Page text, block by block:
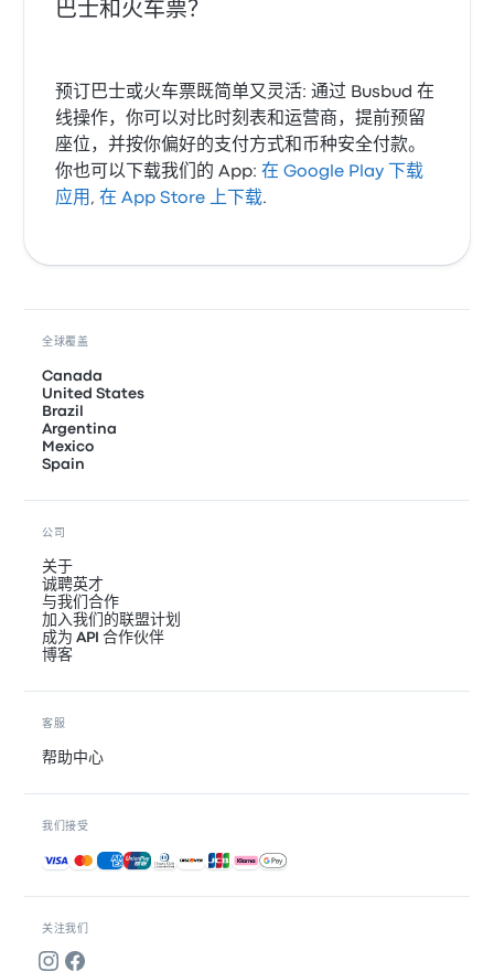
巴士和火车票？
预订巴士或火车票既简单又灵活: 通过 Busbud 在
线操作，你可以对比时刻表和运营商，提前预留
座位，并按你偏好的支付方式和币种安全付款。
你也可以下载我们的 App:在 Google Play 下载
应用 ,在 App Store 上下载.
关注我们
全球覆盖
Canada
United States
Brazil
Argentina
Mexico
Spain
公司
关于
诚聘英才
与我们合作
加入我们的联盟计划
成为 API 合作伙伴
博客
客服
帮助中心
我们接受
接受的付款方式